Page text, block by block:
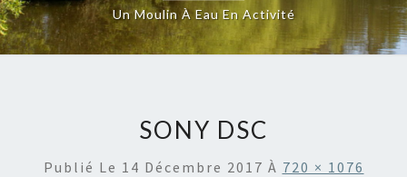
Un Moulin À Eau En Activité
SONY DSC
Publié Le 14 Décembre 2017 À 720 × 1076